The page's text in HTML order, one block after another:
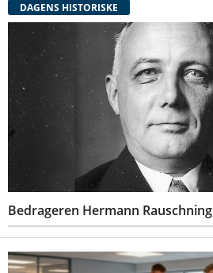
DAGENS HISTORISKE
Bedrageren Hermann Rauschning